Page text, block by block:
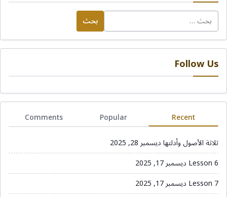
البحث
عن:
Follow Us
Recent
Popular
Comments
ثلاثة الأصول وأدلتهاديسمبر 28, 2025
Lesson 6 ديسمبر 17, 2025
Lesson 7 ديسمبر 17, 2025